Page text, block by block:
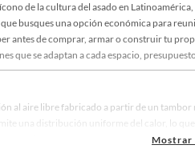
de la cultura del asado en
busques una opción económica para
antes de comprar, armar o construir tu
que se adaptan a cada espacio,
al aire libre fabricado a partir de un
una distribución uniforme del calor, lo
Mostrar